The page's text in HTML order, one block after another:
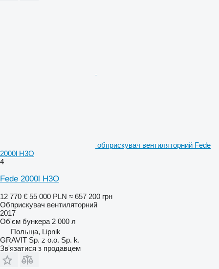
обприскувач вентиляторний Fede
2000l H3O
4
Fede 2000l H3O
12 770 € 55 000 PLN ≈ 657 200 грн
Обприскувач вентиляторний
2017
Об'єм бункера 2 000 л
Польща, Lipnik
GRAVIT Sp. z o.o. Sp. k.
Зв'язатися з продавцем